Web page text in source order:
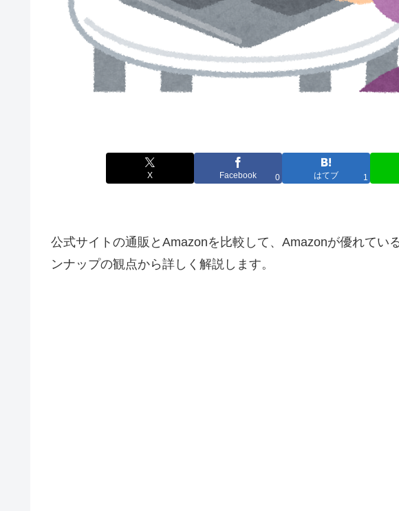
X Facebook 0 はてブ 1
公式サイトの通販とAmazonを比較して、Amazonが優れてい
ンナップの観点から詳しく解説します。